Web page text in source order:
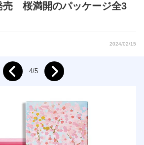
売 桜満開のパッケージ全3
2024/02/15
4/5 Next